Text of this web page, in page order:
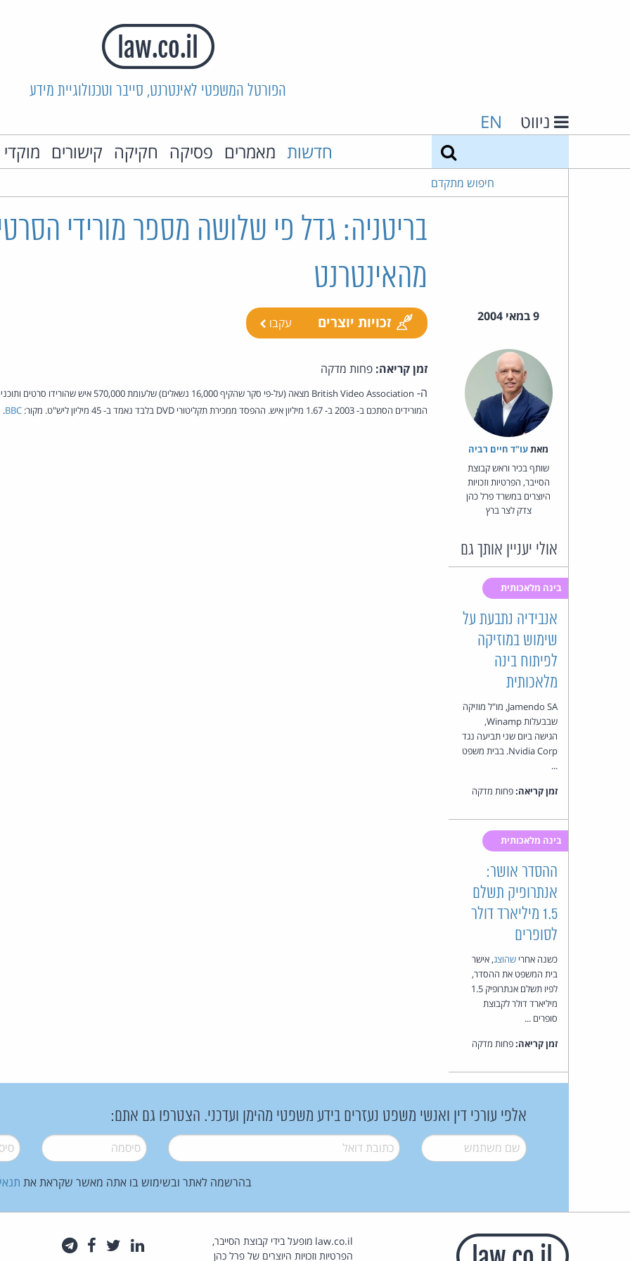
הפורטל המשפטי לאינטרנט, סייבר וטכנולוגיית מידע
ניווט EN
חדשות מאמרים פסיקה חקיקה קישורים
חיפוש מתקדם
בריטניה: גדל פי שלושה מספר מורידי
מהאינטרנט
9 במאי 2004 זכויות יוצרים עקבו
מאת‏עו"ד חיים רביה
שותף בכיר וראש קבוצת
הסייבר, הפרטיות וזכויות
היוצרים במשרד פרל כהן
צדק לצר ברץ
אולי יעניין אותך גם
בינה מלאכותית
אנבידיה נתבעת על
שימוש במוזיקה
לפיתוח בינה
מלאכותית
Jamendo SA, מו"ל מוזיקה
שבבעלות Winamp,
הגישה ביום שני תביעה נגד
Nvidia Corp. בבית משפט
...
זמן קריאה:פחות מדקה
בינה מלאכותית
ההסדר אושר:
אנתרופיק תשלם
1.5 מיליארד דולר
לסופרים
כשנה אחרי שהוצג, אישר
בית המשפט את ההסדר,
לפיו תשלם אנתרופיק 1.5
מיליארד דולר לקבוצת
סופרים ...
זמן קריאה:פחות מדקה
זמן קריאה: פחות מדקה
ה-
המורידים הסתכם ב- 2003 ב- 1.67 מיליון איש. ההפסד ממכירת תקליטורי DVD בלבד נאמד ב- 45 מיליון ליש"ט. מקור:
BBC
.
אלפי עורכי דין ואנשי משפט נעזרים בידע משפטי מהימן ועדכני. הצטרפו גם אתם:
שם משתמש* דואל* סיסמה*
בהרשמה לאתר ובשימוש בו אתה מאשר שקראת את
law.co.il מופעל בידי קבוצת הסייבר,
הפרטיות וזכויות היוצרים של פרל כהן
לינקדאין
טוויטרפייסבוק